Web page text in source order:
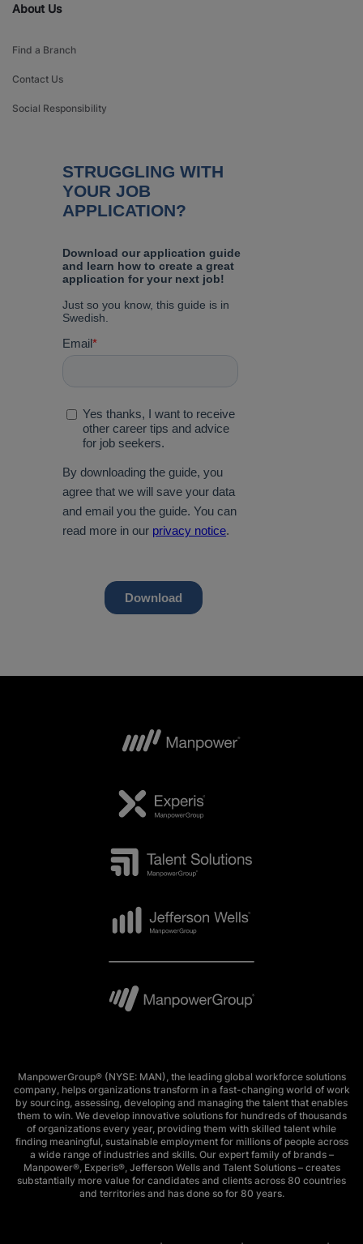
About Us
Find a Branch
Contact Us
Social Responsibility
ManpowerGroup® (NYSE: MAN), the leading global workforce solutions
company, helps organizations transform in a fast-changing world of work
by sourcing, assessing, developing and managing the talent that enables
them to win. We develop innovative solutions for hundreds of thousands
of organizations every year, providing them with skilled talent while
finding meaningful, sustainable employment for millions of people across
a wide range of industries and skills. Our expert family of brands –
Manpower®, Experis®, Jefferson Wells and Talent Solutions – creates
substantially more value for candidates and clients across 80 countries
and territories and has done so for 80 years.